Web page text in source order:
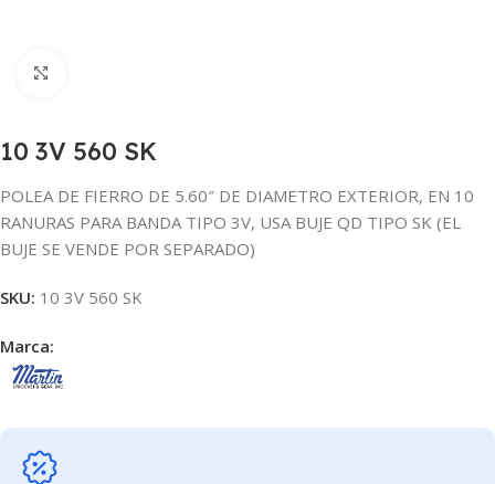
10 3V 560 SK
POLEA DE FIERRO DE 5.60″ DE DIAMETRO EXTERIOR, EN 10
RANURAS PARA BANDA TIPO 3V, USA BUJE QD TIPO SK (EL
BUJE SE VENDE POR SEPARADO)
SKU: 10 3V 560 SK
Marca: